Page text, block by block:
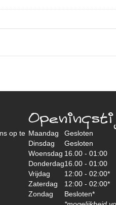
op te Maandag
Gesloten
Dinsdag
Gesloten
Woensdag 16.00 - 01:00
Donderdag16.00 - 01:00
Vrijdag
12:00 - 02:00*
Zaterdag
12:00 - 02:00*
Zondag
Besloten*